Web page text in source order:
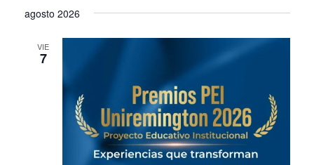
de
vistas
de
la
fecha.
agosto 2026
VIE
7